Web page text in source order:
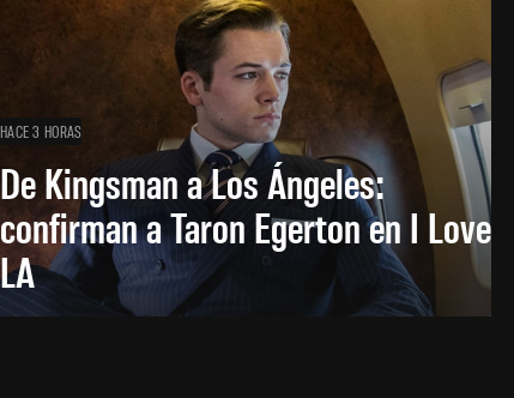
HACE 3 HORAS
De Kingsman a Los Ángeles:
confirman a Taron Egerton en I Love
LA